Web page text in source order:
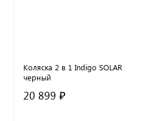
Коляска 2 в 1 Indigo SOLAR
черный
20 899 ₽